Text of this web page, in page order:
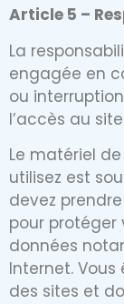
Article 5 –
La
engagée en
ou
l’accès au
Le matériel
utilisez est
devez
pour protéger
données
Internet.
des sites et